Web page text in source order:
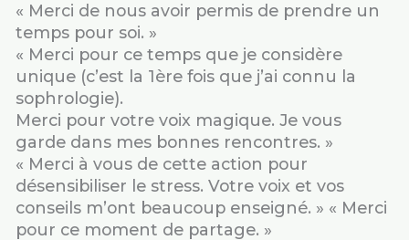
« Merci de nous avoir permis de prendre un
temps pour soi. »
« Merci pour ce temps que je considère
unique (c’est la 1ère fois que j’ai connu la
sophrologie).
Merci pour votre voix magique. Je vous
garde dans mes bonnes rencontres. »
« Merci à vous de cette action pour
désensibiliser le stress. Votre voix et vos
conseils m’ont beaucoup enseigné. » « Merci
pour ce moment de partage. »